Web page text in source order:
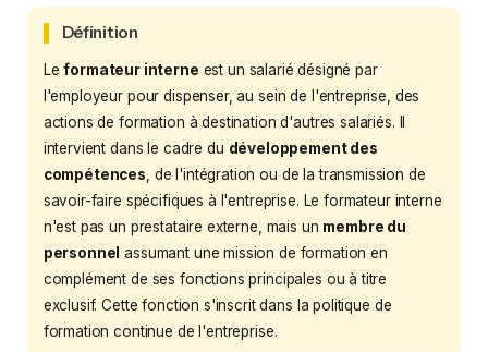
Définition
Leformateur interne est un salarié désigné par
l'employeur pour dispenser, au sein de l'entreprise, des
actions de formation à destination d'autres salariés. Il
intervient dans le cadre du développement des
compétences , de l'intégration ou de la transmission de
savoir-faire spécifiques à l'entreprise. Le formateur interne
n'est pas un prestataire externe, mais un membre du
personnel assumant une mission de formation en
complément de ses fonctions principales ou à titre
exclusif. Cette fonction s'inscrit dans la politique de
formation continue de l'entreprise.